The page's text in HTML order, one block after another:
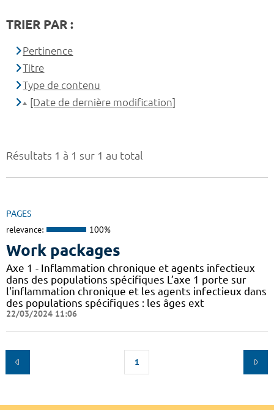
Résultats 1 à 1 sur 1 au total
PAGES
relevance: 100%
Work packages
Axe 1 - Inflammation chronique et agents infectieux
dans des populations spécifiques L’axe 1 porte sur
l'inflammation chronique et les agents infectieux dans
des populations spécifiques : les âges ext
22/03/2024 11:06
1
TRIER PAR :
Pertinence
Titre
Type de contenu
[Date de dernière modification]